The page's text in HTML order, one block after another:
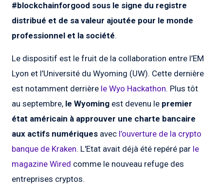
#blockchainforgood sous le signe du registre
distribué et de sa valeur ajoutée pour le monde
professionnel et la société.
Le dispositif est le fruit de la collaboration entre l’EM
Lyon et l’Université du Wyoming (UW). Cette dernière
est notamment derrière le Wyo Hackathon. Plus tôt
au septembre, le Wyoming est devenu le premier
état américain à approuver une charte bancaire
aux actifs numériques avec l’ouverture de la crypto
banque de Kraken. L'Etat avait déjà été repéré par le
magazine Wired comme le nouveau refuge des
entreprises cryptos.